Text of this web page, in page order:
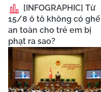
[INFOGRAPHIC] Từ
15/8 ô tô không có ghế
an toàn cho trẻ em bị
phạt ra sao?